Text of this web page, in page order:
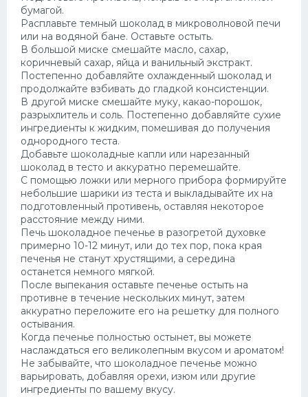
бумагой.
Расплавьте темный шоколад в микроволновой печи
или на водяной бане. Оставьте остыть.
В большой миске смешайте масло, сахар,
коричневый сахар, яйца и ванильный экстракт.
Постепенно добавляйте охлажденный шоколад и
продолжайте взбивать до гладкой консистенции.
В другой миске смешайте муку, какао-порошок,
разрыхлитель и соль. Постепенно добавляйте сухие
ингредиенты к жидким, помешивая до получения
однородного теста.
Добавьте шоколадные капли или нарезанный
шоколад в тесто и аккуратно перемешайте.
С помощью ложки или мерного прибора формируйте
небольшие шарики из теста и выкладывайте их на
подготовленный противень, оставляя некоторое
расстояние между ними.
Печь шоколадное печенье в разогретой духовке
примерно 10-12 минут, или до тех пор, пока края
печенья не станут хрустящими, а середина
останется немного мягкой.
После выпекания оставьте печенье остыть на
противне в течение нескольких минут, затем
аккуратно переложите его на решетку для полного
остывания.
Когда печенье полностью остынет, вы можете
наслаждаться его великолепным вкусом и ароматом!
Не забывайте, что шоколадное печенье можно
варьировать, добавляя орехи, изюм или другие
ингредиенты по вашему вкусу.